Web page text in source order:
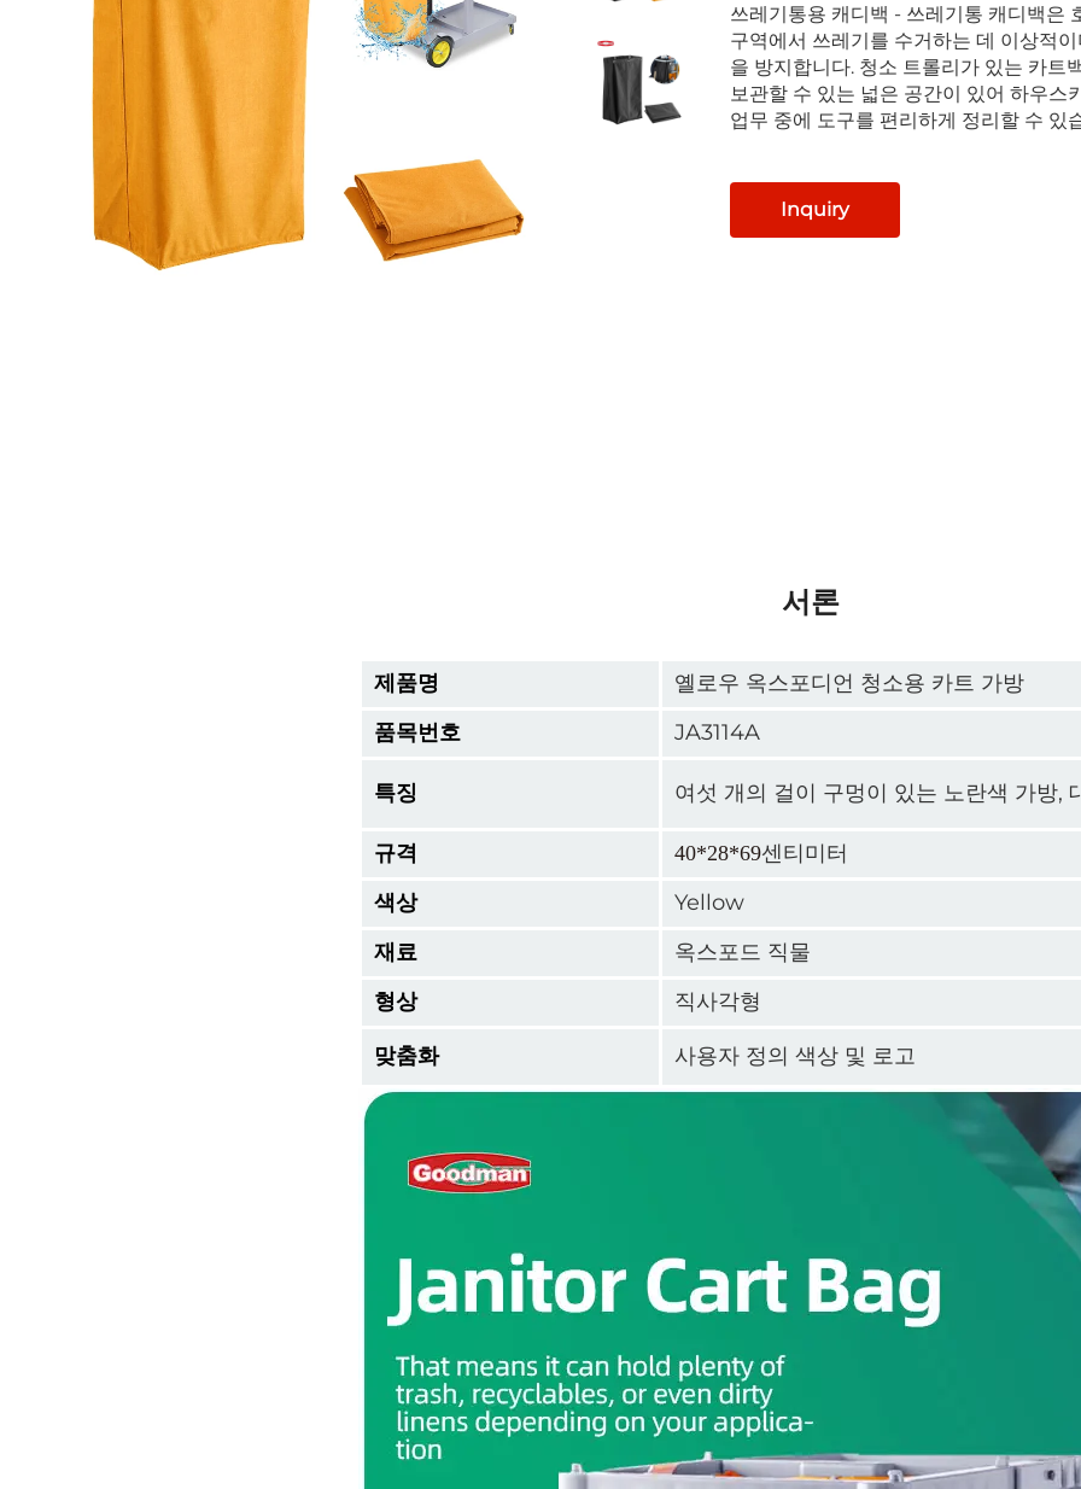
쓰레기통용 캐디백 - 쓰레기통 캐디백은
구역에서 쓰레기를 수거하는 데 이상적
을 방지합니다. 청소 트롤리가 있는 카트
보관할 수 있는 넓은 공간이 있어 하우스
업무 중에 도구를 편리하게 정리할 수 있
Inquiry
서론
제품명
옐로우 옥스포디언 청소용 카트 가방
품목번호
JA3114A
특징 여섯 개의 걸이 구멍이 있는 노란색 가방,
규격 40*28*69센티미터
색상
Yellow
재료
옥스포드 직물
형상
직사각형
맞춤화 사용자 정의 색상 및 로고